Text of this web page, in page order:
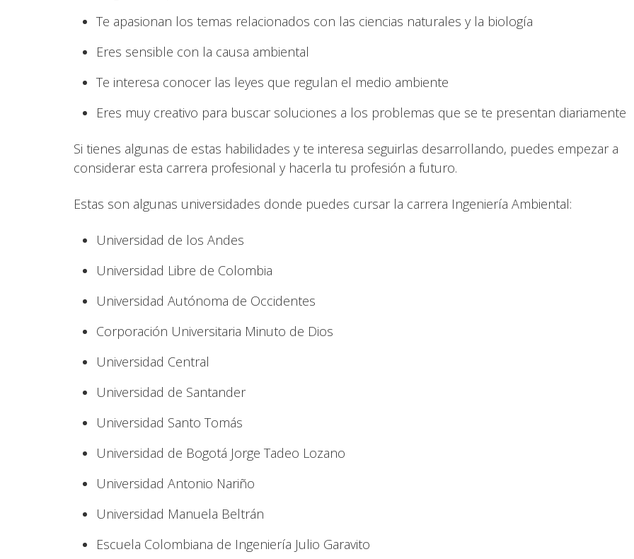
Te apasionan los temas relacionados con las ciencias naturales y la biología
Eres sensible con la causa ambiental
Te interesa conocer las leyes que regulan el medio ambiente
Eres muy creativo para buscar soluciones a los problemas que se te presentan diariamente
Si tienes algunas de estas habilidades y te interesa seguirlas desarrollando, puedes empezar a
considerar esta carrera profesional y hacerla tu profesión a futuro.
Estas son algunas universidades donde puedes cursar la carrera Ingeniería Ambiental:
Universidad de los Andes
Universidad Libre de Colombia
Universidad Autónoma de Occidentes
Corporación Universitaria Minuto de Dios
Universidad Central
Universidad de Santander
Universidad Santo Tomás
Universidad de Bogotá Jorge Tadeo Lozano
Universidad Antonio Nariño
Universidad Manuela Beltrán
Escuela Colombiana de Ingeniería Julio Garavito